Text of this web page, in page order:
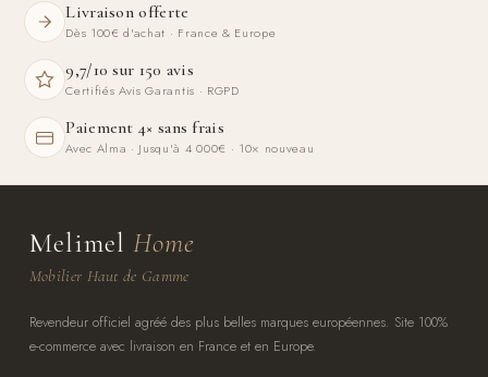
Livraison offerte
Dès 100€ d'achat · France & Europe
9,7/10 sur 150 avis
Certifiés Avis Garantis · RGPD
Paiement 4× sans frais
Avec Alma · Jusqu'à 4 000€ · 10× nouveau
Melimel Home
Mobilier Haut de Gamme
Revendeur officiel agréé des plus belles marques européennes. Site 100%
e-commerce avec livraison en France et en Europe.